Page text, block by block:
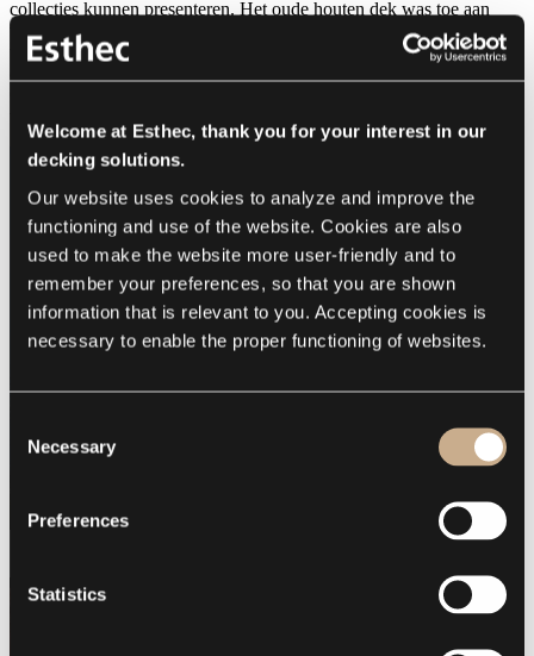
Welcome at Esthec, thank you for your interest in our
decking solutions.
Our website uses cookies to analyze and improve the
functioning and use of the website. Cookies are also
used to make the website more user-friendly and to
remember your preferences, so that you are shown
information that is relevant to you. Accepting cookies is
necessary to enable the proper functioning of websites.
Selection
Necessary
Preferences
Statistics
collecties kunnen presenteren. Het oude houten dek was toe aan
vervanging. De keuze viel op het stijlvolle Esthec Outdoor Terrace,
vanwege de uitstekende scores op het gebied van zowel design als